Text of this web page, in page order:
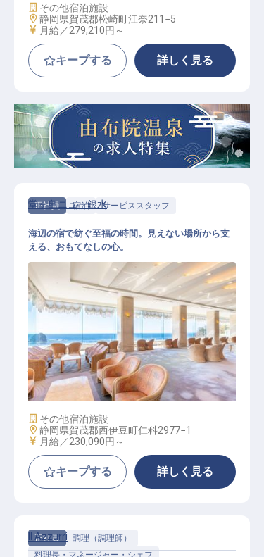
施設業態
その他宿泊施設
勤務地
静岡県賀茂郡松崎町江奈211−5
給与
月給／279,210円～
キープする 詳しく見る
正社員 宿泊 サービススタッフ
バックヤードサービススタッフ
堂ヶ島ニュー銀水
海辺の宿で紡ぐ至福の時間。見えない場所から支
える、おもてなしの心。
施設業態
その他宿泊施設
勤務地
静岡県賀茂郡西伊豆町仁科2977−1
給与
月給／230,090円～
キープする 詳しく見る
正社員
調理（調理師）
料理長・マネージャー・シェフ
Il Azzurri